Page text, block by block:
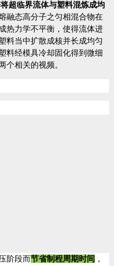
超临界流体与塑料混炼成均
融态高分子之匀相混合物在
热力学不平衡，使得流体进
料当中扩散成核并长成均匀
料经模具冷却固化得到微细
个相关的视频。
阶段而节省制程周期时间 ，